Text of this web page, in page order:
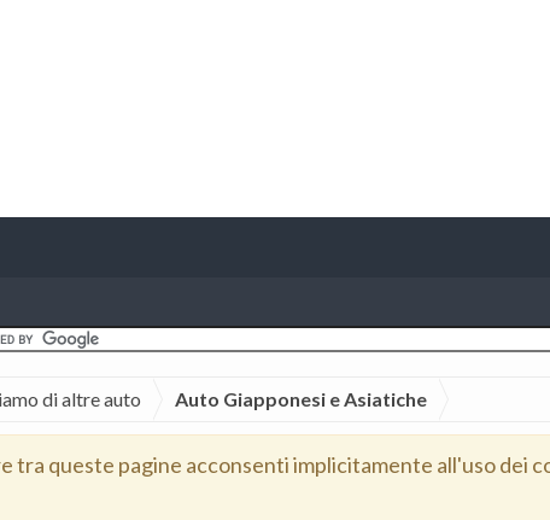
di altre auto Auto Giapponesi e Asiatiche
tra queste pagine acconsenti implicitamente all'uso dei